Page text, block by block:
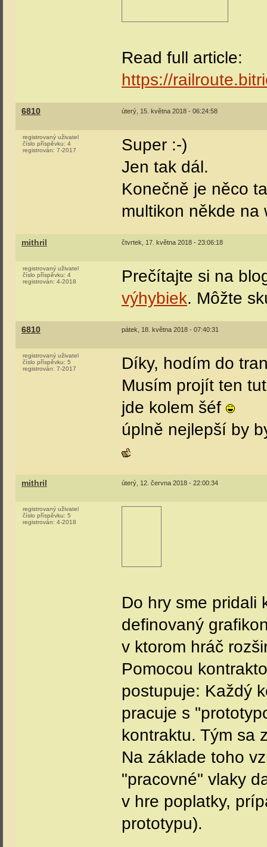
Read full article:
https://
6810 úterý, 15. května 2018 - 06:24:58
registrovaný uživatel
číslo příspěvku: 4
registrován: 7-2017
Super :-)
Jen tak dál.
Konečně je něco
multikon někde na
mithril čtvrtek, 17. května 2018 - 23:06:18
registrovaný uživatel
číslo příspěvku: 4
registrován: 4-2018
Prečítajte si na
výhybiek. Môžte
6810 pátek, 18. května 2018 - 07:40:31
registrovaný uživatel
číslo příspěvku: 5
registrován: 7-2017
Díky, hodím do
Musím projít ten
jde kolem šéf
úplně nejlepší by
mithril úterý, 12. června 2018 - 22:00:34
registrovaný uživatel
číslo příspěvku: 5
registrován: 4-2018
Do hry sme pridali
definovaný
v ktorom hráč
Pomocou
postupuje: Každý
pracuje s
kontraktu. Tým sa
Na základe toho
"pracovné" vlaky
v hre poplatky,
prototypu).